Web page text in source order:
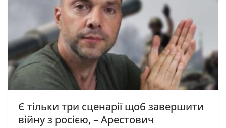
Є тільки три сценарії щоб завершити
війну з росією, – Арестович